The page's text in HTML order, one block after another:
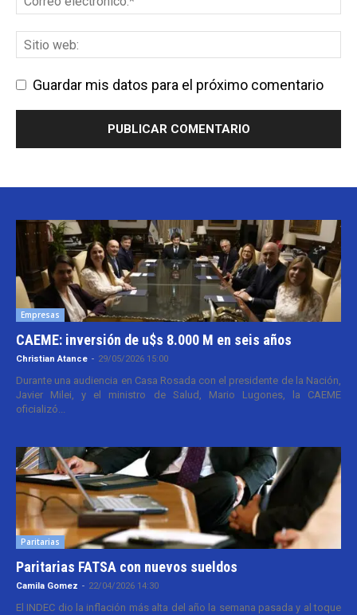
Guardar mis datos para el próximo comentario
Empresas
CAEME: inversión de u$s 8.000 M en seis años
Christian Atance - 29/05/2026 15:00
Durante una audiencia en Casa Rosada con el presidente de la Nación,
Javier Milei, y el ministro de Salud, Mario Lugones, la CAEME
oficializó...
Paritarias
Paritarias FATSA con nuevos sueldos
Camila Gomez - 22/04/2026 14:30
El INDEC dio la inflación más alta del año la semana pasada y al toque